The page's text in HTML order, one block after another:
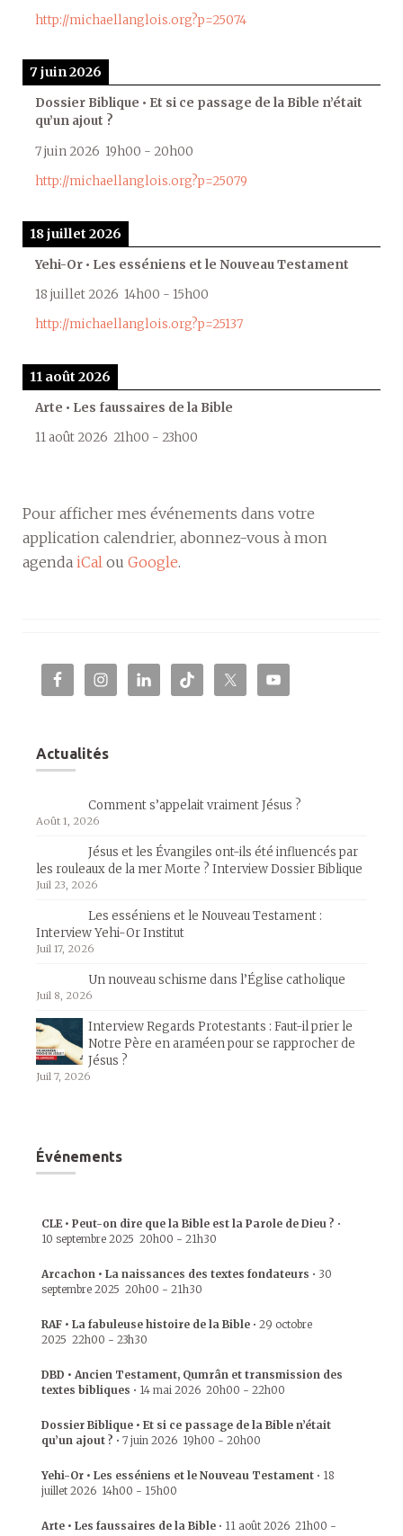
http://michaellanglois.org?p=25074
7 juin 2026
Dossier Biblique • Et si ce passage de la Bible n’était
qu’un ajout ?
7 juin 2026 19h00 - 20h00
http://michaellanglois.org?p=25079
18 juillet 2026
Yehi-Or • Les esséniens et le Nouveau Testament
18 juillet 2026 14h00 - 15h00
http://michaellanglois.org?p=25137
11 août 2026
Arte • Les faussaires de la Bible
11 août 2026 21h00 - 23h00
Pour afficher mes événements dans votre
application calendrier, abonnez-vous à mon
agenda iCal ou Google.
Actualités
Comment s’appelait vraiment Jésus ?
Août 1, 2026
Jésus et les Évangiles ont-ils été influencés par
les rouleaux de la mer Morte ? Interview Dossier Biblique
Juil 23, 2026
Les esséniens et le Nouveau Testament :
Interview Yehi-Or Institut
Juil 17, 2026
Un nouveau schisme dans l’Église catholique
Juil 8, 2026
Interview Regards Protestants : Faut-il prier le
Notre Père en araméen pour se rapprocher de
Jésus ?
Juil 7, 2026
Événements
CLE • Peut-on dire que la Bible est la Parole de Dieu ? •
10 septembre 2025 20h00 - 21h30
Arcachon • La naissances des textes fondateurs • 30
septembre 2025 20h00 - 21h30
RAF • La fabuleuse histoire de la Bible • 29 octobre
2025 22h00 - 23h30
DBD • Ancien Testament, Qumrân et transmission des
textes bibliques • 14 mai 2026 20h00 - 22h00
Dossier Biblique • Et si ce passage de la Bible n’était
qu’un ajout ? • 7 juin 2026 19h00 - 20h00
Yehi-Or • Les esséniens et le Nouveau Testament • 18
juillet 2026 14h00 - 15h00
Arte • Les faussaires de la Bible • 11 août 2026 21h00 -